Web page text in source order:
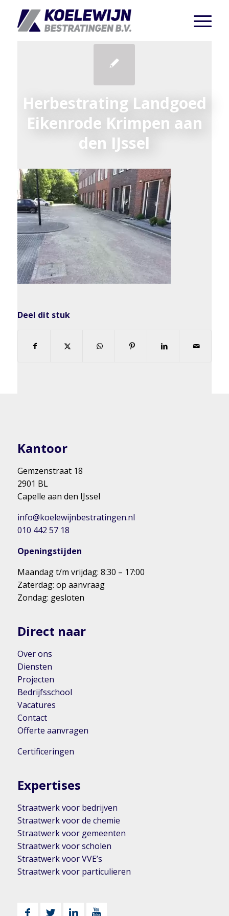
Herbestrating Landgoed
Eikenrode Krimpen aan
den IJssel
Deel dit stuk
Kantoor
Gemzenstraat 18
2901 BL
Capelle aan den IJssel
info@koelewijnbestratingen.nl
010 442 57 18
Openingstijden
Maandag t/m vrijdag: 8:30 – 17:00
Zaterdag: op aanvraag
Zondag: gesloten
Direct naar
Over ons
Diensten
Projecten
Bedrijfsschool
Vacatures
Contact
Offerte aanvragen
Certificeringen
Expertises
Straatwerk voor bedrijven
Straatwerk voor de chemie
Straatwerk voor gemeenten
Straatwerk voor scholen
Straatwerk voor VVE’s
Straatwerk voor particulieren